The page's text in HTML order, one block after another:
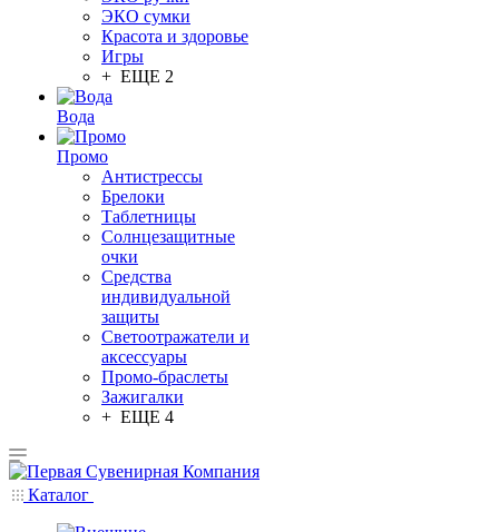
ЭКО сумки
Красота и здоровье
Игры
+ ЕЩЕ 2
Вода
Промо
Антистрессы
Брелоки
Таблетницы
Солнцезащитные
очки
Средства
индивидуальной
защиты
Светоотражатели и
аксессуары
Промо-браслеты
Зажигалки
+ ЕЩЕ 4
Каталог